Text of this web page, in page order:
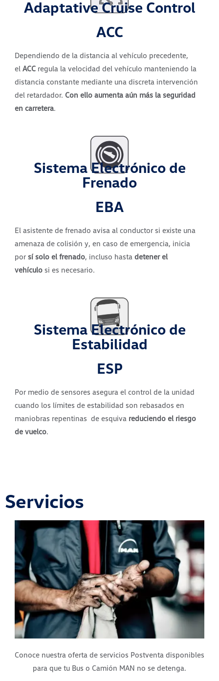
Adaptative Cruise Control
ACC
Dependiendo de la distancia al vehículo precedente,
el ACC regula la velocidad del vehículo manteniendo la
distancia constante mediante una discreta intervención
del retardador. Con ello aumenta aún más la seguridad
en carretera.
Sistema Electrónico de
Frenado
EBA
El asistente de frenado avisa al conductor si existe una
amenaza de colisión y, en caso de emergencia, inicia
por sí solo el frenado, incluso hasta detener el
vehículo si es necesario.
Sistema Electrónico de
Estabilidad
ESP
Por medio de sensores asegura el control de la unidad
cuando los límites de estabilidad son rebasados en
maniobras repentinas de esquiva reduciendo el riesgo
de vuelco.
Servicios
Conoce nuestra oferta de servicios Postventa disponibles
para que tu Bus o Camión MAN no se detenga.